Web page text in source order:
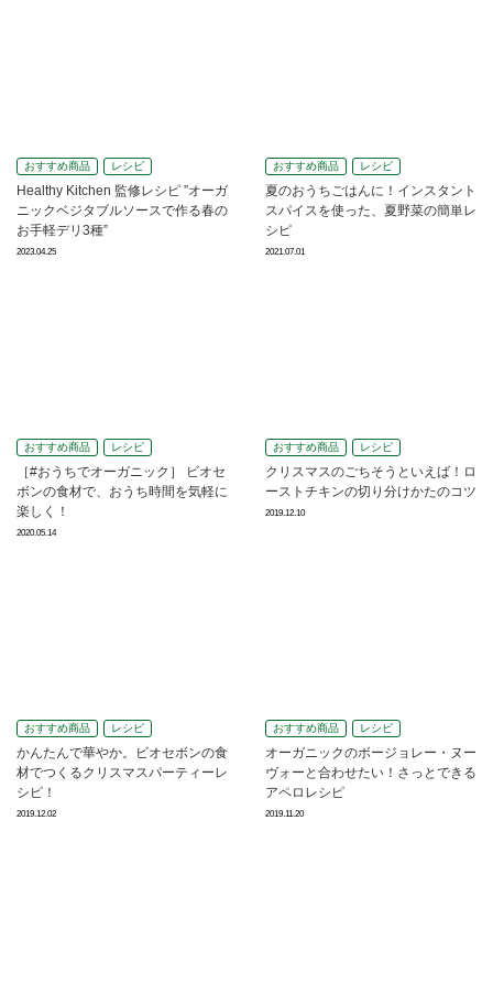
おすすめ商品 レシピ
Healthy Kitchen 監修レシピ ”オーガ
ニックベジタブルソースで作る春の
お手軽デリ3種”
2023.04.25
おすすめ商品 レシピ
夏のおうちごはんに！インスタント
スパイスを使った、夏野菜の簡単レ
シピ
2021.07.01
おすすめ商品 レシピ
［#おうちでオーガニック］ ビオセ
ボンの食材で、おうち時間を気軽に
楽しく！
2020.05.14
おすすめ商品 レシピ
クリスマスのごちそうといえば！ロ
ーストチキンの切り分けかたのコツ
2019.12.10
おすすめ商品 レシピ
かんたんで華やか。ビオセボンの食
材でつくるクリスマスパーティーレ
シピ！
2019.12.02
おすすめ商品 レシピ
オーガニックのボージョレー・ヌー
ヴォーと合わせたい！さっとできる
アペロレシピ
2019.11.20